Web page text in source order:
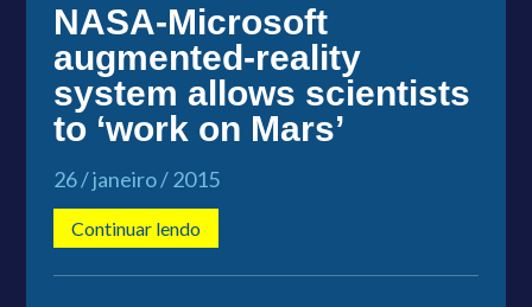
NASA-Microsoft
augmented-reality
system allows scientists
to ‘work on Mars’
26 / janeiro / 2015
Continuar lendo